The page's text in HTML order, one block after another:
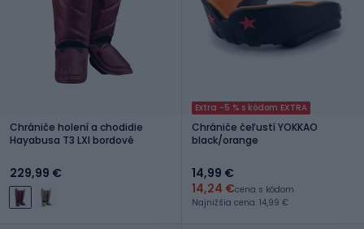
Chrániče holení a chodidie
Hayabusa T3 LXl bordové
229,99 €
Extra -5 % s kódom EXTRA
Chrániče čeľustí YOKKAO
black/orange
14,99 €
14,24 €cena s kódom
Najnižšia cena: 14,99 €